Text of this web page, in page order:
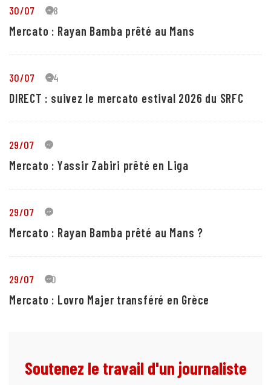
30/07 28
Mercato : Rayan Bamba prêté au Mans
30/07 24
DIRECT : suivez le mercato estival 2026 du SRFC
29/07 5
Mercato : Yassir Zabiri prêté en Liga
29/07 1
Mercato : Rayan Bamba prêté au Mans ?
29/07 10
Mercato : Lovro Majer transféré en Grèce
Soutenez le travail d'un journaliste